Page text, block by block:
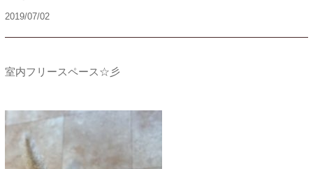
2019/07/02
室内フリースペース☆彡